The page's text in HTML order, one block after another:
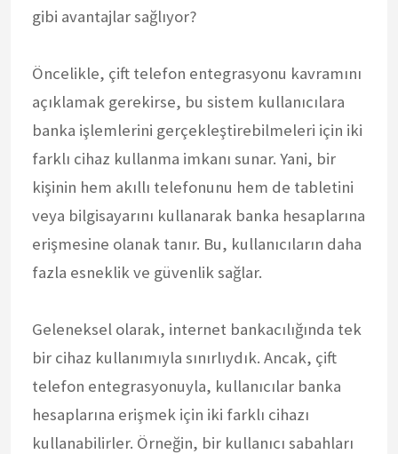
gibi avantajlar sağlıyor?
Öncelikle, çift telefon entegrasyonu kavramını
açıklamak gerekirse, bu sistem kullanıcılara
banka işlemlerini gerçekleştirebilmeleri için iki
farklı cihaz kullanma imkanı sunar. Yani, bir
kişinin hem akıllı telefonunu hem de tabletini
veya bilgisayarını kullanarak banka hesaplarına
erişmesine olanak tanır. Bu, kullanıcıların daha
fazla esneklik ve güvenlik sağlar.
Geleneksel olarak, internet bankacılığında tek
bir cihaz kullanımıyla sınırlıydık. Ancak, çift
telefon entegrasyonuyla, kullanıcılar banka
hesaplarına erişmek için iki farklı cihazı
kullanabilirler. Örneğin, bir kullanıcı sabahları